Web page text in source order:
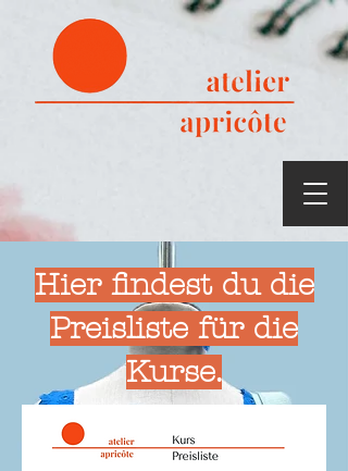
Hier findest du die
Preisliste für die
Kurse.